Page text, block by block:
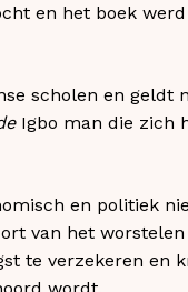
en het boek
scholen en geldt
Igbo man die zich
en politiek
van het
te verzekeren en